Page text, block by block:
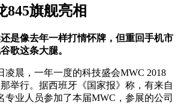
845旗舰亮相
是像去年一样打情怀牌，但重回手机市
歌这条大腿。
晨，一年一度的科技盛会MWC 2018
举行。据西班牙《国家报》称，有来自
专业人员参加了本届MWC，参展的公司